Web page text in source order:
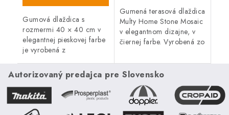
Gumová dlaždica s
rozmermi 40 × 40 cm v
elegantnej pieskovej farbe
je vyrobená z
granulátu. Ponúka
protišmykový povrch,
priepustnosť vody a
rýchle...
Gumená terasová dlaždica
Multy Home Stone Mosaic
v elegantnom dizajne, v
čiernej farbe. Vyrobená zo
a polyprepylénu (oboje
recyklovateľné), čo
zaručuje...
Autorizovaný predajca pre Slovensko